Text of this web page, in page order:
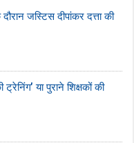
जस्टिस दीपांकर दत्ता की
या पुराने शिक्षकों की